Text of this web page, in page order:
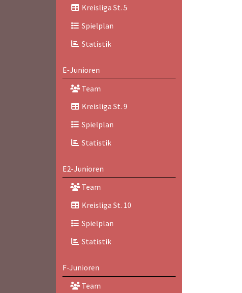
Kreisliga St. 5
Spielplan
Statistik
E-Junioren
Team
Kreisliga St. 9
Spielplan
Statistik
E2-Junioren
Team
Kreisliga St. 10
Spielplan
Statistik
F-Junioren
Team